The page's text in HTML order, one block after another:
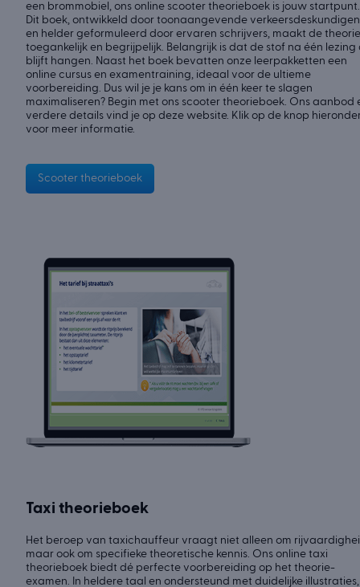
een brommobiel, ons online scooter theorieboek is jouw startpunt.
Dit boek, ontwikkeld door toonaangevende verkeersdeskundigen
en helder geformuleerd door ervaren schrijvers, maakt de theorie
toegankelijk en begrijpelijk. Belangrijk is dat de stof na één lezing
blijft hangen. Naast het boek bevatten onze leerpakketten een
online cursus en examentraining, ideaal voor de ultieme
voorbereiding. Dus wil je je kans om in één keer te slagen
maximaliseren? Begin met ons scooter theorieboek. Ons aanbod
verdere details vind je op deze website. Klik op de knop
voor meer informatie.
Scooter theorieboek
Taxi theorieboek
Het beroep van taxichauffeur vraagt niet alleen om
maar ook om specifieke theoretische kennis. Ons online taxi
theorieboek biedt dé perfecte voorbereiding op het theorie-
examen. In heldere taal en ondersteund met duidelijke illustraties,